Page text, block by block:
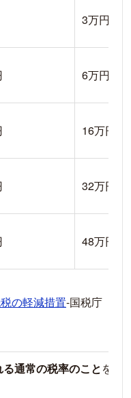
3万円
6万円
16万円
32万円
48万円
の軽減措置-国税庁
通常の税率のことを指